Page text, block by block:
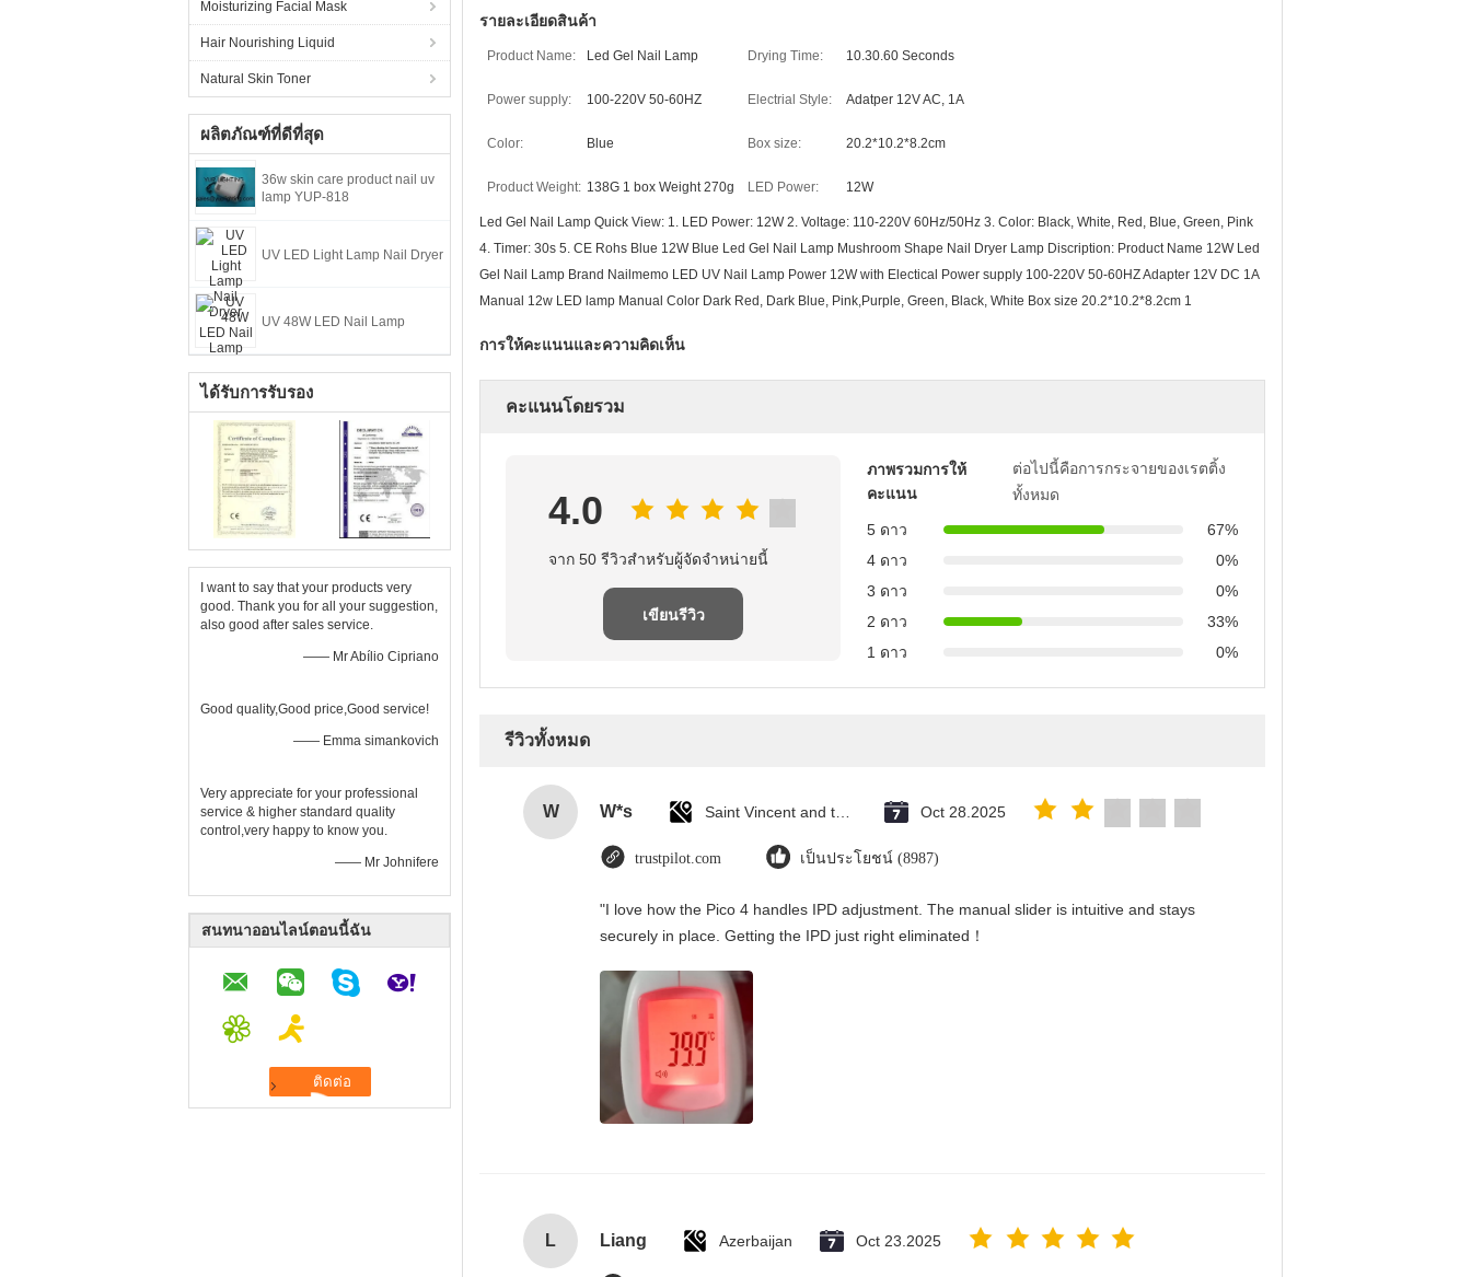
Moisturizing Facial Mask
Hair Nourishing Liquid
Natural Skin Toner
ผลิตภัณฑ์ที่ดีที่สุด
36w skin care product nail uv
lamp YUP-818
UV LED Light Lamp Nail Dryer
UV 48W LED Nail Lamp
ได้รับการรับรอง
I want to say that your products very
good. Thank you for all your suggestion,
also good after sales service.
—— Mr Abílio Cipriano
Good quality,Good price,Good service!
—— Emma simankovich
Very appreciate for your professional
service & higher standard quality
control,very happy to know you.
—— Mr Johnifere
สนทนาออนไลน์ตอนนี้ฉัน
รายละเอียดสินค้า
Product Name: Led Gel Nail Lamp Drying Time: 10.30.60 Seconds
Power supply: 100-220V 50-60HZ Electrial Style: Adatper 12V AC, 1A
Color: Blue Box size: 20.2*10.2*8.2cm
Product Weight: 138G 1 box Weight 270g LED Power: 12W
Led Gel Nail Lamp Quick View: 1. LED Power: 12W 2. Voltage: 110-220V 60Hz/50Hz 3. Color: Black, White, Red, Blue, Green, Pink
4. Timer: 30s 5. CE Rohs Blue 12W Blue Led Gel Nail Lamp Mushroom Shape Nail Dryer Lamp Discription: Product Name 12W Led
Gel Nail Lamp Brand Nailmemo LED UV Nail Lamp Power 12W with Electical Power supply 100-220V 50-60HZ Adapter 12V DC 1A
Manual 12w LED lamp Manual Color Dark Red, Dark Blue, Pink,Purple, Green, Black, White Box size 20.2*10.2*8.2cm 1
การให้คะแนนและความคิดเห็น
คะแนนโดยรวม
4.0
จาก 50 รีวิวสําหรับผู้จัดจําหน่ายนี้
เขียนรีวิว
ภาพรวมการให้
คะแนน
ต่อไปนี้คือการกระจายของเรตติ้ง
ทั้งหมด
5 ดาว
67%
4 ดาว
0%
3 ดาว
0%
2 ดาว
33%
1 ดาว
0%
รีวิวทั้งหมด
W W*s Oct 28.2025
trustpilot.com เป็นประโยชน์ (8987)
"I love how the Pico 4 handles IPD adjustment. The manual slider is intuitive and stays
securely in place. Getting the IPD just right eliminated！
L Liang Azerbaijan Oct 23.2025